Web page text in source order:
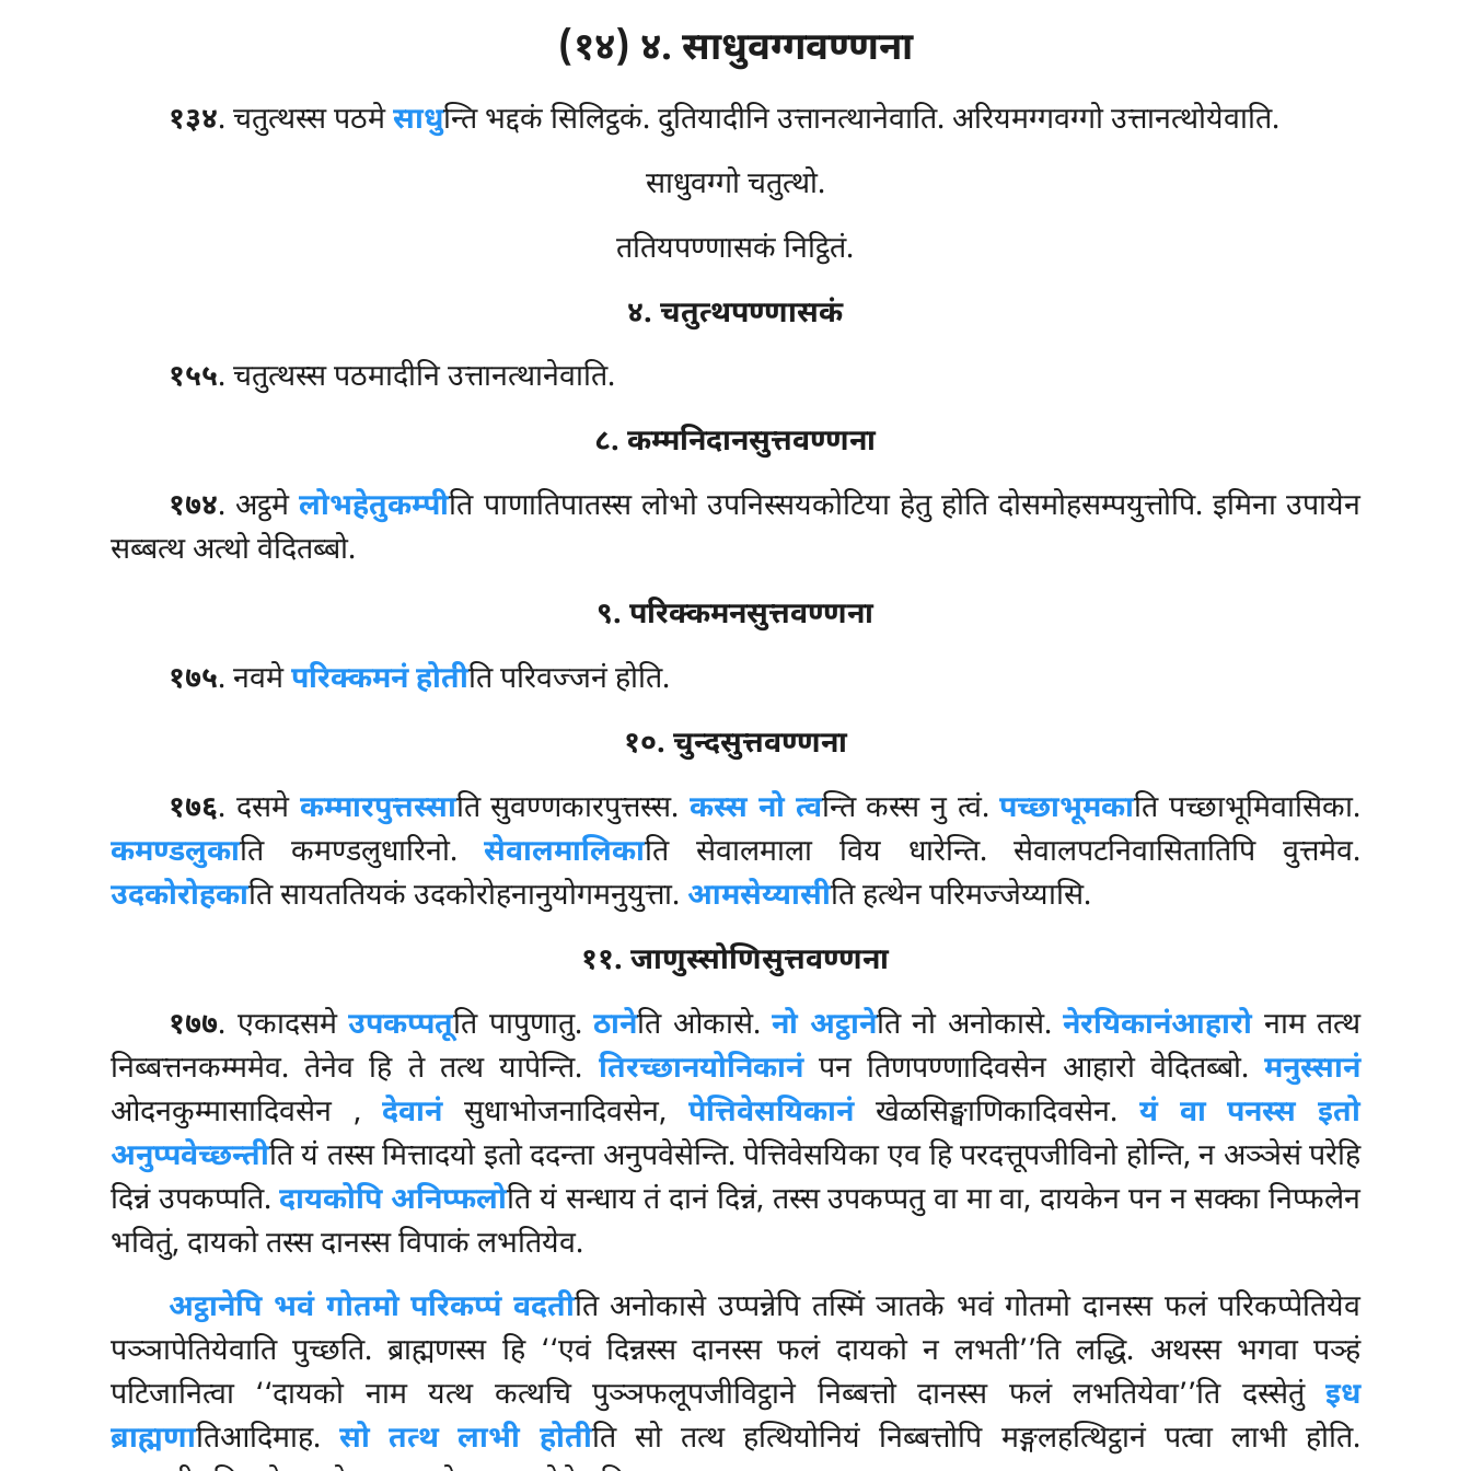
(१४) ४. साधुवग्गवण्णना
१३४. चतुत्थस्स पठमेसाधुन्ति भद्दकं सिलिट्ठकं. दुतियादीनि उत्तानत्थानेवाति. अरियमग्गवग्गो उत्तानत्थोयेवाति.
साधुवग्गो चतुत्थो.
ततियपण्णासकं निट्ठितं.
४. चतुत्थपण्णासकं
१५५. चतुत्थस्सपठमादीनि उत्तानत्थानेवाति.
८. कम्मनिदानसुत्तवण्णना
१७४. अट्ठमेलोभहेतुकम्पीति पाणातिपातस्स लोभो उपनिस्सयकोटिया हेतु होति दोसमोहसम्पयुत्तोपि. इमिना उपायेन
सब्बत्थ अत्थो वेदितब्बो.
९. परिक्कमनसुत्तवण्णना
१७५. नवमेपरिक्कमनं होतीति परिवज्जनं होति.
१०. चुन्दसुत्तवण्णना
१७६. दसमे कम्मारपुत्तस्साति सुवण्णकारपुत्तस्स.कस्स नो त्वन्ति कस्स नु त्वं.पच्छाभूमकाति पच्छाभूमिवासिका.
कमण्डलुकाति कमण्डलुधारिनो.सेवालमालिकाति सेवालमाला विय धारेन्ति. सेवालपटनिवासितातिपि वुत्तमेव.
उदकोरोहकाति सायततियकं उदकोरोहनानुयोगमनुयुत्ता. आमसेय्यासीति हत्थेन परिमज्जेय्यासि.
११. जाणुस्सोणिसुत्तवण्णना
१७७. एकादसमेउपकप्पतूति पापुणातु.ठानेति ओकासे.नो अट्ठानेति नो अनोकासे.नेरयिकानंआहारोनाम तत्थ
निब्बत्तनकम्ममेव. तेनेव हि ते तत्थ यापेन्ति. तिरच्छानयोनिकानंपन तिणपण्णादिवसेन आहारो वेदितब्बो.मनुस्सानं
ओदनकुम्मासादिवसेन ,देवानंसुधाभोजनादिवसेन,पेत्तिवेसयिकानंखेळसिङ्घाणिकादिवसेन. यं वा पनस्स इतो
अनुप्पवेच्छन्तीति यं तस्स मित्तादयो इतो ददन्ता अनुपवेसेन्ति. पेत्तिवेसयिका एव हि परदत्तूपजीविनो होन्ति, न अञ्ञेसं परेहि
दिन्नं उपकप्पति.दायकोपि अनिप्फलोति यं सन्धाय तं दानं दिन्नं, तस्स उपकप्पतु वा मा वा, दायकेन पन न सक्का निप्फलेन
भवितुं, दायको तस्स दानस्स विपाकं लभतियेव.
अट्ठानेपि भवं गोतमो परिकप्पं वदतीति अनोकासे उप्पन्नेपि तस्मिं ञातके भवं गोतमो दानस्स फलं परिकप्पेतियेव
पञ्ञापेतियेवाति पुच्छति. ब्राह्मणस्स हि ‘‘एवं दिन्नस्स दानस्स फलं दायको न लभती’’ति लद्धि. अथस्स भगवा पञ्हं
पटिजानित्वा ‘‘दायको नाम यत्थ कत्थचि पुञ्ञफलूपजीविट्ठाने निब्बत्तो दानस्स फलं लभतियेवा’’ति दस्सेतुंइध
ब्राह्मणातिआदिमाह. सो तत्थ लाभी होतीति सो तत्थ हत्थियोनियं निब्बत्तोपि मङ्गलहत्थिट्ठानं पत्वा लाभी होति.